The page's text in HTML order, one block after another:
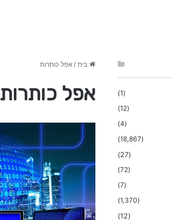
בית / אפל כותרות
אפל כותרות
(1)
(12)
(4)
(18,867)
(27)
(72)
(7)
(1,370)
(12)